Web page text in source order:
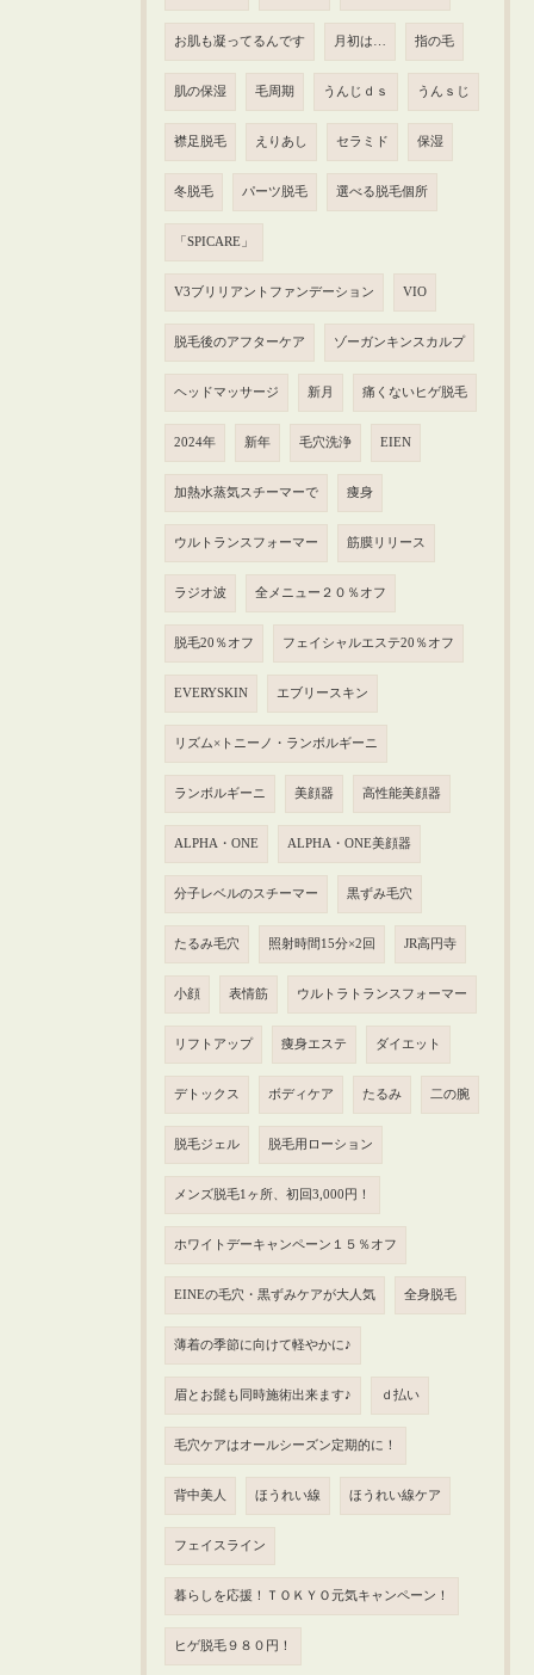
お肌も凝ってるんです 月初は… 指の毛
肌の保湿 毛周期 うんじｄｓ うんｓじ
襟足脱毛 えりあし セラミド 保湿
冬脱毛 パーツ脱毛 選べる脱毛個所
「SPICARE」
V3ブリリアントファンデーション VIO
脱毛後のアフターケア ゾーガンキンスカルプ
ヘッドマッサージ 新月 痛くないヒゲ脱毛
2024年 新年 毛穴洗浄 EIEN
加熱水蒸気スチーマーで 痩身
ウルトランスフォーマー 筋膜リリース
ラジオ波 全メニュー２０％オフ
脱毛20％オフ フェイシャルエステ20％オフ
EVERYSKIN エブリースキン
リズム×トニーノ・ランボルギーニ
ランボルギーニ 美顔器 高性能美顔器
ALPHA・ONE ALPHA・ONE美顔器
分子レベルのスチーマー 黒ずみ毛穴
たるみ毛穴 照射時間15分×2回 JR高円寺
小顔 表情筋 ウルトラトランスフォーマー
リフトアップ 痩身エステ ダイエット
デトックス ボディケア たるみ 二の腕
脱毛ジェル 脱毛用ローション
メンズ脱毛1ヶ所、初回3,000円！
ホワイトデーキャンペーン１５％オフ
EINEの毛穴・黒ずみケアが大人気 全身脱毛
薄着の季節に向けて軽やかに♪
眉とお髭も同時施術出来ます♪ ｄ払い
毛穴ケアはオールシーズン定期的に！
背中美人 ほうれい線 ほうれい線ケア
フェイスライン
暮らしを応援！ＴＯＫＹＯ元気キャンペーン！
ヒゲ脱毛９８０円！